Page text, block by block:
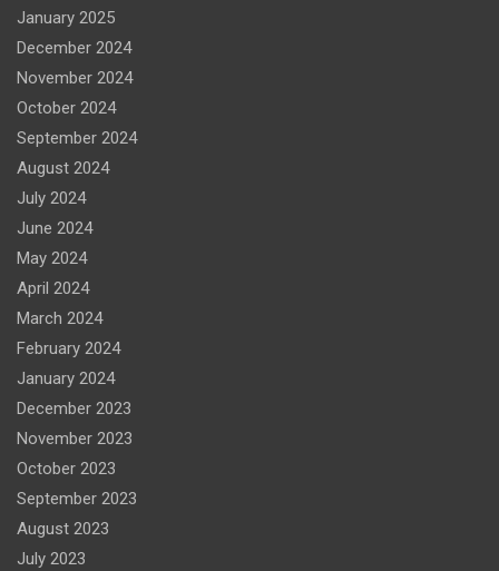
January 2025
December 2024
November 2024
October 2024
September 2024
August 2024
July 2024
June 2024
May 2024
April 2024
March 2024
February 2024
January 2024
December 2023
November 2023
October 2023
September 2023
August 2023
July 2023